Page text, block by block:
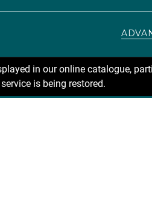
in our online catalogue,
is being restored.